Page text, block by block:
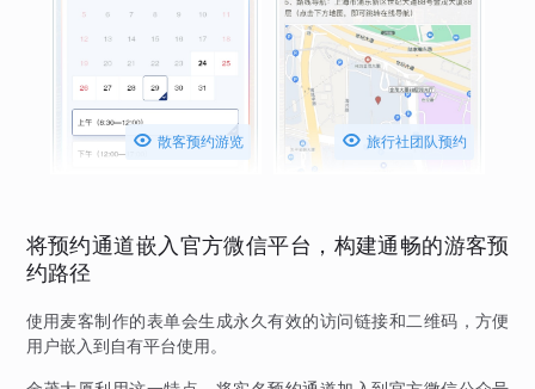
 散客预约游览  旅行社团队预约
将预约通道嵌入官方微信平台，构建通畅的游客预
约路径
使用麦客制作的表单会生成永久有效的访问链接和二维码，方便
用户嵌入到自有平台使用。